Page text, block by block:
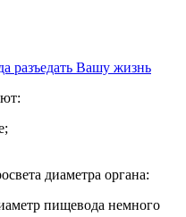
разъедать Вашу жизнь
диаметра органа:
пищевода немного